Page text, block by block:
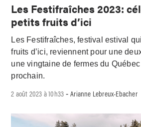
Les Festifraîches 2023:
petits fruits d’ici
Les Festifraîches, festival estival
fruits d’ici, reviennent pour une
une vingtaine de fermes du
prochain.
2 août 2023 à 10h33 -Arianne Lebreux-Ebacher